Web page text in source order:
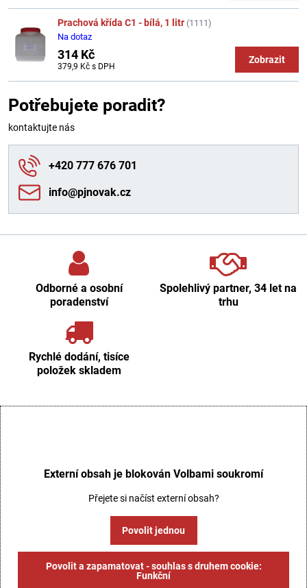
Prachová křída C1 - bílá, 1 litr (1111)
Na dotaz
314 Kč
379,9 Kč s DPH
Zobrazit
Potřebujete poradit?
kontaktujte nás
+420 777 676 701
info​@pjnovak​.cz
Odborné a osobní
poradenství
Spolehlivý partner, 34 let na
trhu
Rychlé dodání, tisíce
položek skladem
Externí obsah je blokován Volbami soukromí
Přejete si načíst externí obsah?
Povolit jednou
Povolit a zapamatovat - souhlas s druhem cookie:
Funkční